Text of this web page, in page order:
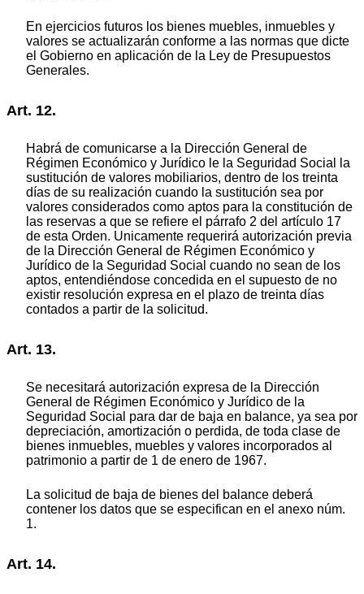
En ejercicios futuros los bienes muebles, inmuebles y
valores se actualizarán conforme a las normas que dicte
el Gobierno en aplicación de la Ley de Presupuestos
Generales.
Art. 12.
Habrá de comunicarse a la Dirección General de
Régimen Económico y Jurídico le la Seguridad Social la
sustitución de valores mobiliarios, dentro de los treinta
días de su realización cuando la sustitución sea por
valores considerados como aptos para la constitución de
las reservas a que se refiere el párrafo 2 del artículo 17
de esta Orden. Unicamente requerirá autorización previa
de la Dirección General de Régimen Económico y
Jurídico de la Seguridad Social cuando no sean de los
aptos, entendiéndose concedida en el supuesto de no
existir resolución expresa en el plazo de treinta días
contados a partir de la solicitud.
Art. 13.
Se necesitará autorización expresa de la Dirección
General de Régimen Económico y Jurídico de la
Seguridad Social para dar de baja en balance, ya sea por
depreciación, amortización o perdida, de toda clase de
bienes inmuebles, muebles y valores incorporados al
patrimonio a partir de 1 de enero de 1967.
La solicitud de baja de bienes del balance deberá
contener los datos que se especifican en el anexo núm.
1.
Art. 14.